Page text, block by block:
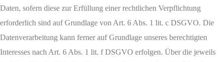
Daten, sofern diese zur Erfüllung einer rechtlichen Verpflichtung
erforderlich sind auf Grundlage von Art. 6 Abs. 1 lit. c DSGVO. Die
Datenverarbeitung kann ferner auf Grundlage unseres berechtigten
Interesses nach Art. 6 Abs. 1 lit. f DSGVO erfolgen. Über die jeweils